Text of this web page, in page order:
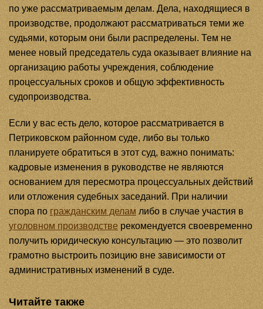
по уже рассматриваемым делам. Дела, находящиеся в
производстве, продолжают рассматриваться теми же
судьями, которым они были распределены. Тем не
менее новый председатель суда оказывает влияние на
организацию работы учреждения, соблюдение
процессуальных сроков и общую эффективность
судопроизводства.
Если у вас есть дело, которое рассматривается в
Петриковском районном суде, либо вы только
планируете обратиться в этот суд, важно понимать:
кадровые изменения в руководстве не являются
основанием для пересмотра процессуальных действий
или отложения судебных заседаний. При наличии
спора по гражданским деламлибо в случае участия в
уголовном производстверекомендуется своевременно
получить юридическую консультацию — это позволит
грамотно выстроить позицию вне зависимости от
административных изменений в суде.
Читайте также